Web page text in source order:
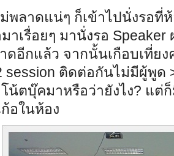
พลาดแน่ๆ ก็เข้าไปนั่งรอที่
าเรื่อยๆ มานั่งรอ
ดอีกแล้ว จากนั้นเกือบเที่ย
session ติดต่อกันไม่มีผู้พูด
โน้ตบุ๊คมาหรือว่ายังไง? แ
อในห้อง